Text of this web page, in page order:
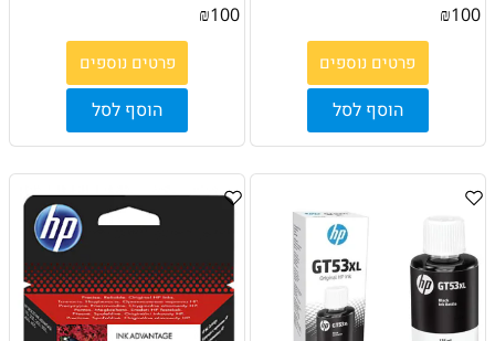
₪100
פרטים נוספים
הוסף לסל
₪100
פרטים נוספים
הוסף לסל